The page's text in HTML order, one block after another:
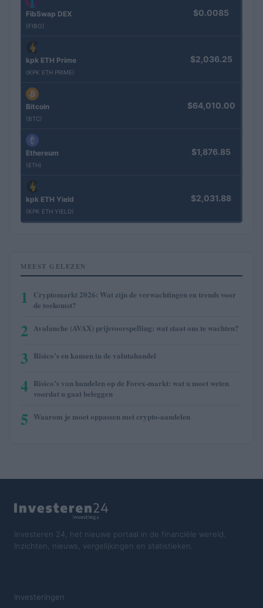
FibSwap DEX
(FIBO)
$0.0085
kpk ETH Prime
(KPK ETH PRIME)
$2,036.25
Bitcoin
(BTC)
$64,010.00
Ethereum
(ETH)
$1,876.85
kpk ETH Yield
(KPK ETH YIELD)
$2,031.88
MEEST GELEZEN
1
Cryptomarkt 2026: Wat zijn de verwachtingen en trends voor
de toekomst?
2 Avalanche (AVAX) prijsvoorspelling: wat staat ons te wachten?
3 Risico’s en kansen in de valutahandel
4 Risico’s van handelen op de Forex-markt: wat u moet weten
voordat u gaat beleggen
5 Waarom je moet oppassen met crypto-aandelen
Investeren 24, het nieuwe portaal in de financiële wereld.
Inzichten, nieuws, vergelijkingen en statistieken.
Investeringen